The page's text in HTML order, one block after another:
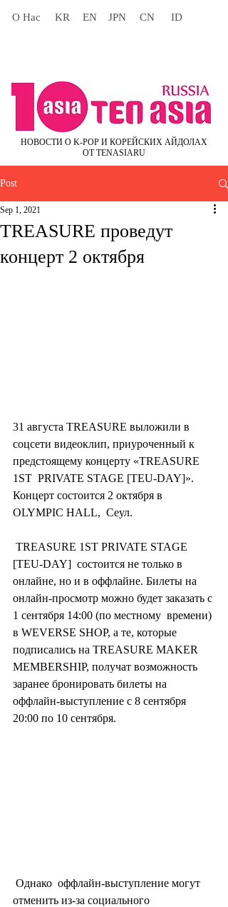
О Нас KR EN JPN CN ID
НОВОСТИ О K-POP И КОРЕЙСКИХ АЙДОЛАХ
ОТ TENASIARU
Post
TREASURE проведут
концерт 2 октября
Sep 1, 2021
31 августа TREASURE выложили в
соцсети видеоклип, приуроченный к
предстоящему концерту «TREASURE
1ST  PRIVATE STAGE [TEU-DAY]».
Концерт состоится 2 октября в
OLYMPIC HALL,  Сеул.
[TEU-DAY]  состоится не только в
онлайне, но и в оффлайне. Билеты на
онлайн-просмотр можно будет заказать с
1 сентября 14:00 (по местному  времени)
в WEVERSE SHOP, а те, которые
подписались на TREASURE MAKER
MEMBERSHIP, получат возможность
заранее бронировать билеты на
оффлайн-выступление с 8 сентября
20:00 по 10 сентября.
отменить из-за социального